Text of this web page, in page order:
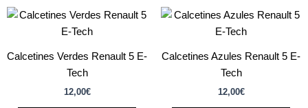
Calcetines Verdes Renault 5 E-
Tech
12,00€
Este
Calcetines Azules Renault 5 E-
Tech
12,00€